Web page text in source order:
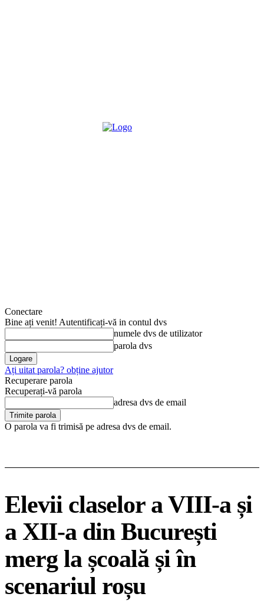
Conectare
Bine ați venit! Autentificați-vă in contul dvs
numele dvs de utilizator
parola dvs
Ați uitat parola? obține ajutor
Recuperare parola
Recuperați-vă parola
adresa dvs de email
O parola va fi trimisă pe adresa dvs de email.
Elevii claselor a VIII-a și
a XII-a din București
merg la școală și în
scenariul roșu